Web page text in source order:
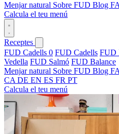
Menjar natural Sobre FUD Blog
Calcula el teu menú
Receptes
FUD Cadells 0 FUD Cadells FUD
Vedella FUD Salmó FUD Balance
Menjar natural Sobre FUD Blog
CA DE EN ES FR PT
Calcula el teu menú